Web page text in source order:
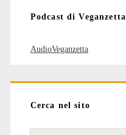
Podcast di Veganzetta
AudioVeganzetta
Cerca nel sito